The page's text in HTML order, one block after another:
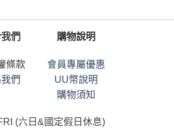
們
條款
們
購物說明
會員專屬優惠
UU幣說明
購物須知
(六日&國定假日休息)